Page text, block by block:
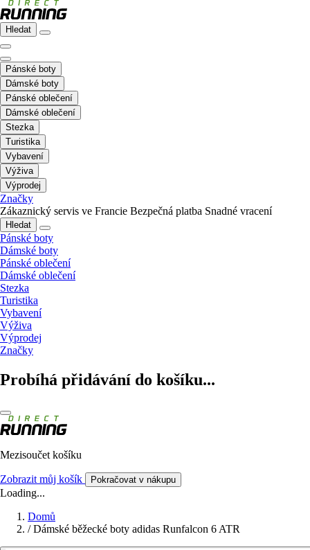
Hledat
Pánské boty
Dámské boty
Pánské oblečení
Dámské oblečení
Stezka
Turistika
Vybavení
Výživa
Výprodej
Značky
Zákaznický servis ve Francie Bezpečná platba Snadné vracení
Hledat
Pánské boty
Dámské boty
Pánské oblečení
Dámské oblečení
Stezka
Turistika
Vybavení
Výživa
Výprodej
Značky
Probíhá přidávání do košíku...
Mezisoučet košíku
Zobrazit můj košík Pokračovat v nákupu
Loading...
Domů
/ Dámské běžecké boty adidas Runfalcon 6 ATR